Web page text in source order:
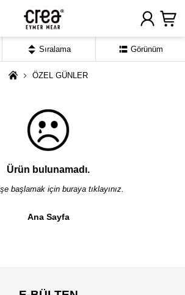
ÖZEL GÜNLER
Ürün bulunamadı.
başlamak için buraya tıklayınız.
Ana Sayfa
Sıralama Görünüm